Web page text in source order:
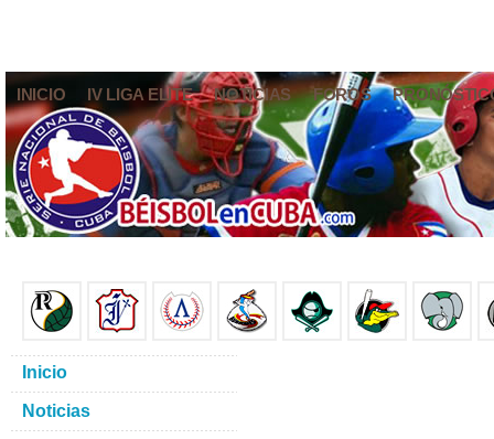
INICIO IV LIGA ELITE NOTICIAS FOROS
Inicio
Noticias